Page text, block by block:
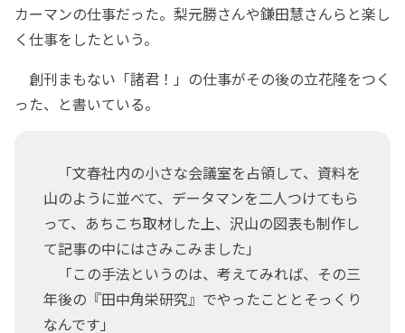
カーマンの仕事だった。梨元勝さんや鎌田慧さんらと楽し
く仕事をしたという。
創刊まもない「諸君！」の仕事がその後の立花隆をつく
った、と書いている。
「文春社内の小さな会議室を占領して、資料を
山のように並べて、データマンを二人つけてもら
って、あちこち取材した上、沢山の図表も制作し
て記事の中にはさみこみました」
「この手法というのは、考えてみれば、その三
年後の『田中角栄研究』でやったこととそっくり
なんです」